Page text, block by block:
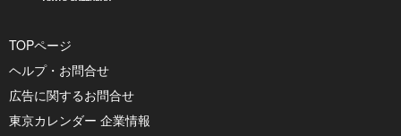
TOPページ
ヘルプ・お問合せ
広告に関するお問合せ
東京カレンダー 企業情報